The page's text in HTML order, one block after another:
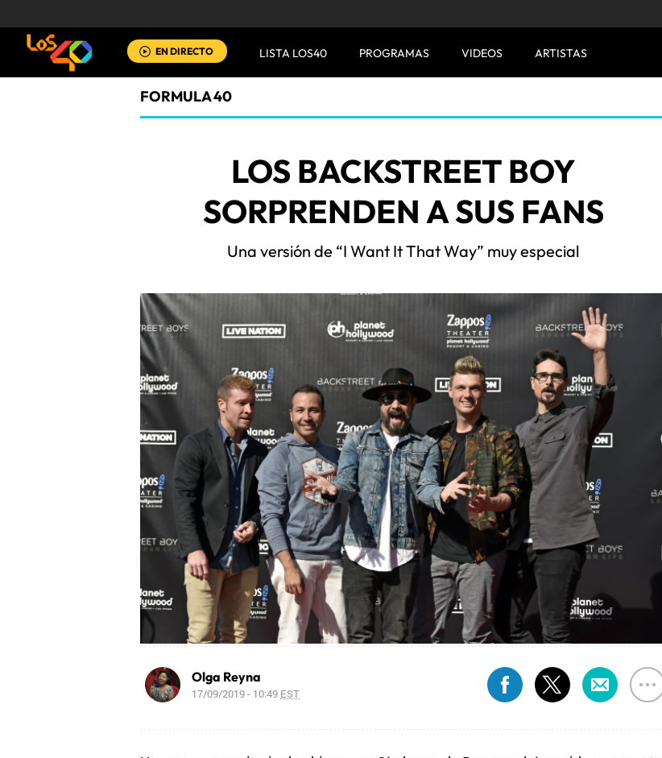
EN DIRECTO LISTA LOS40 PROGRAMAS VIDEOS ARTISTAS
FORMULA 40
LOS BACKSTREET BOY
SORPRENDEN A SUS FANS
Una versión de “I Want It That Way” muy especial
Olga Reyna
17/09/2019 - 10:49 EST